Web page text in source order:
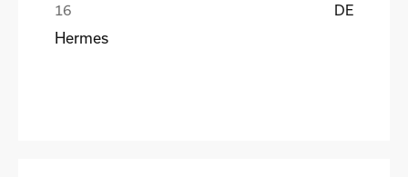
DE
Hermes